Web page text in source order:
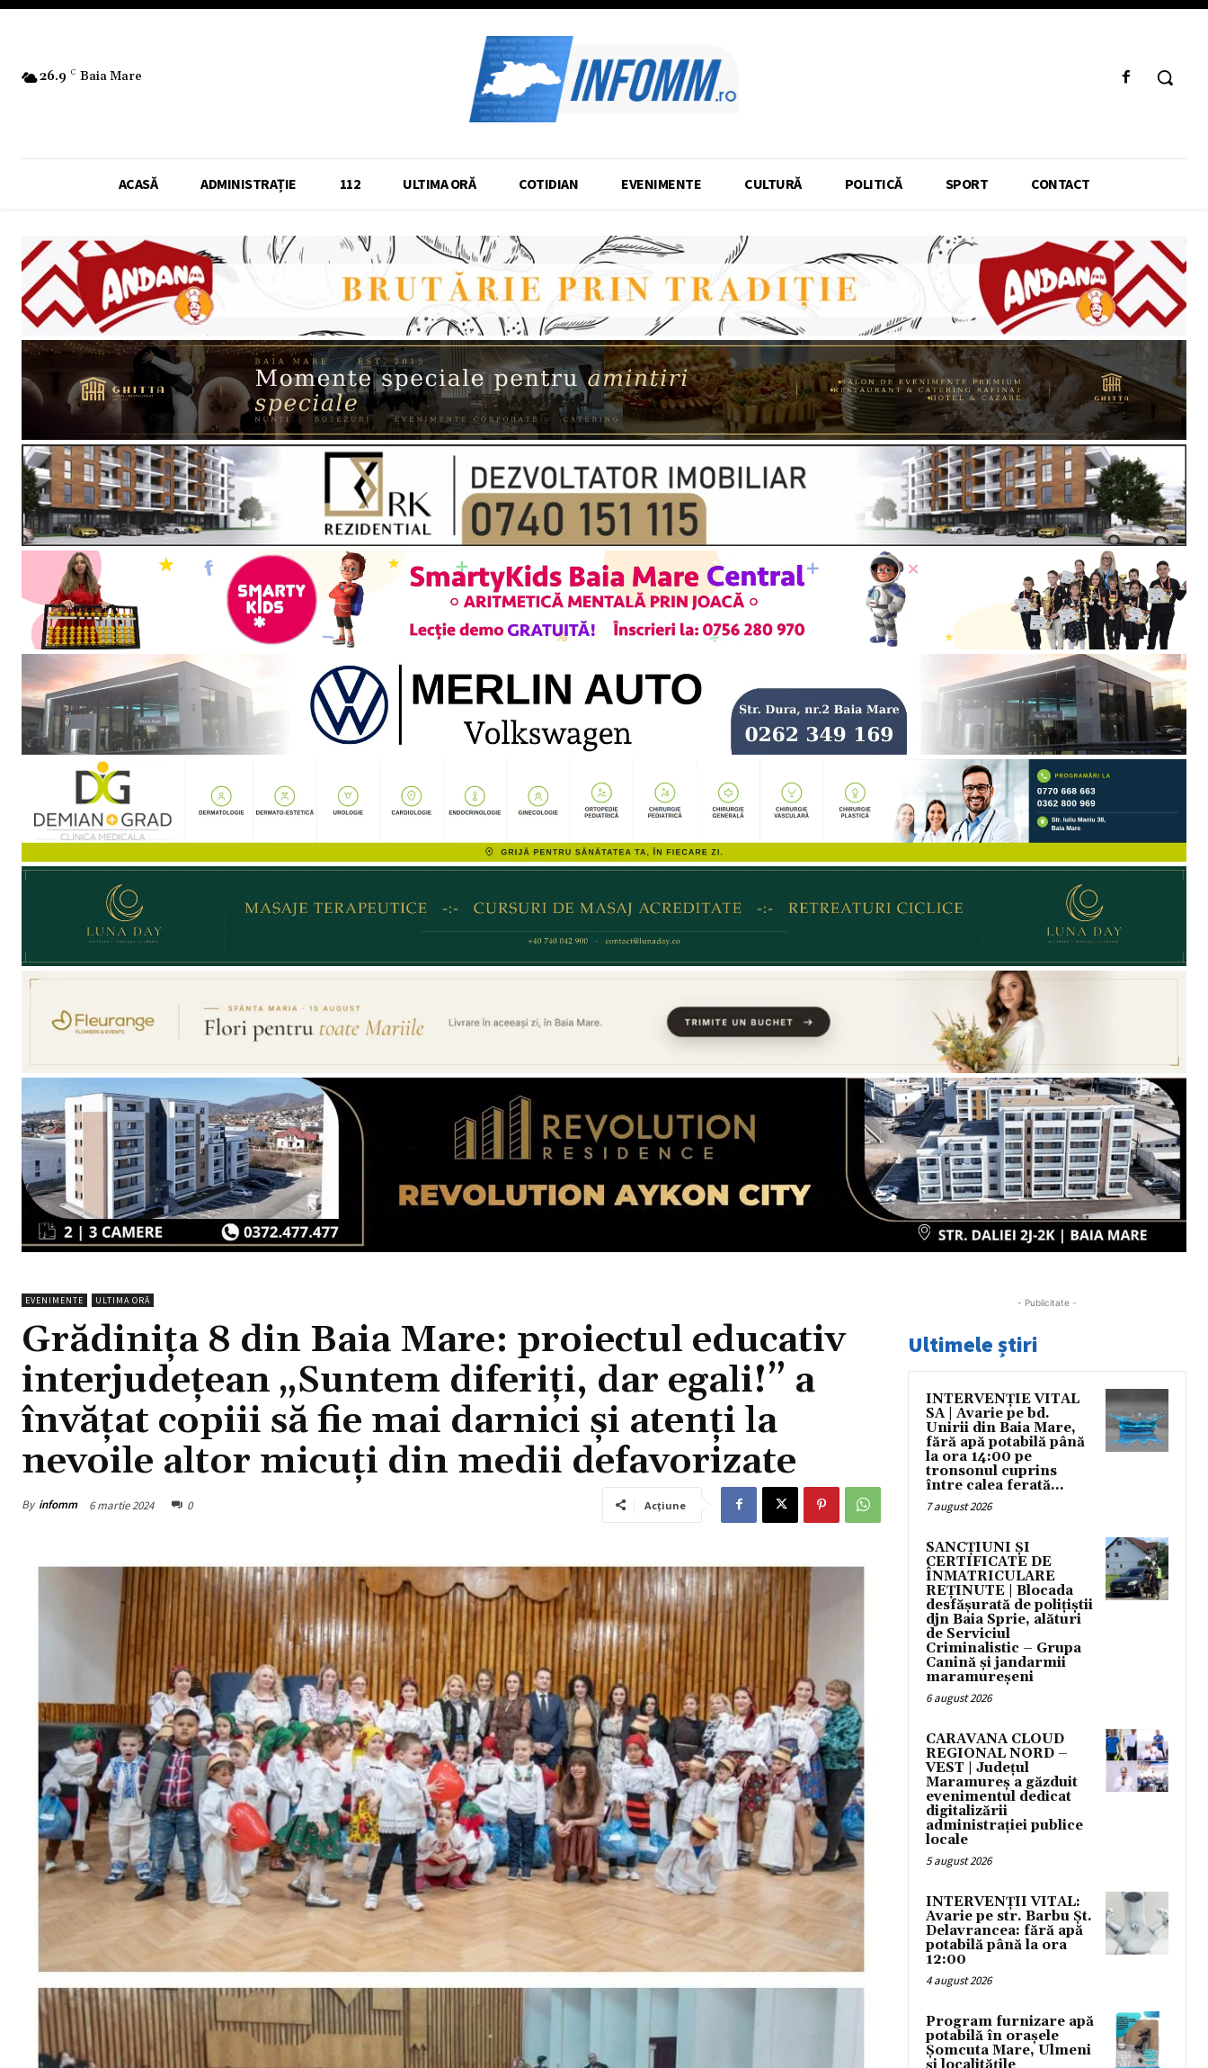
26.9 C Baia Mare
ACASĂ ADMINISTRAȚIE 112 ULTIMA ORĂ COTIDIAN EVENIMENTE CULTURĂ POLITICĂ SPORT CONTACT
EVENIMENTE ULTIMA ORĂ
Grădinița 8 din Baia Mare: proiectul educativ
interjudețean „Suntem diferiți, dar egali!” a
învățat copiii să fie mai darnici și atenți la
nevoile altor micuți din medii defavorizate
By infomm 6 martie 2024 0 Acțiune
- Publicitate -
Ultimele știri
INTERVENȚIE VITAL
SA | Avarie pe bd.
Unirii din Baia Mare,
fără apă potabilă până
la ora 14:00 pe
tronsonul cuprins
între calea ferată...
7 august 2026
SANCȚIUNI ȘI
CERTIFICATE DE
ÎNMATRICULARE
REȚINUTE | Blocada
desfășurată de polițiștii
djn Baia Sprie, alături
de Serviciul
Criminalistic – Grupa
Canină și jandarmii
maramureșeni
6 august 2026
CARAVANA CLOUD
REGIONAL NORD –
VEST | Județul
Maramureș a găzduit
evenimentul dedicat
digitalizării
administrației publice
locale
5 august 2026
INTERVENȚII VITAL:
Avarie pe str. Barbu Șt.
Delavrancea: fără apă
potabilă până la ora
12:00
4 august 2026
Program furnizare apă
potabilă în orașele
Șomcuta Mare, Ulmeni